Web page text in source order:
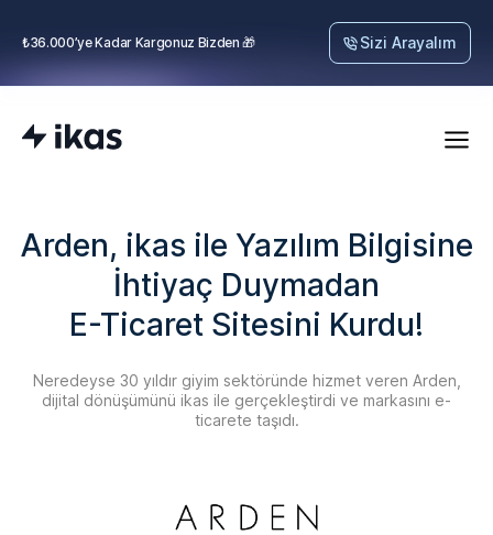
₺36.000’ye Kadar Kargonuz Bizden 🎁 Sizi Arayalım
Arden, ikas ile Yazılım Bilgisine
İhtiyaç Duymadan
E-Ticaret Sitesini Kurdu!
Neredeyse 30 yıldır giyim sektöründe hizmet veren Arden,
dijital dönüşümünü ikas ile gerçekleştirdi ve markasını e-
ticarete taşıdı.